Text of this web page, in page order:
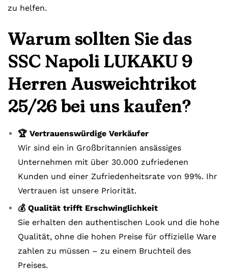
zu helfen.
Warum sollten Sie das
SSC Napoli LUKAKU 9
Herren Ausweichtrikot
25/26 bei uns kaufen?
🏆 Vertrauenswürdige Verkäufer
Wir sind ein in Großbritannien ansässiges
Unternehmen mit über 30.000 zufriedenen
Kunden und einer Zufriedenheitsrate von 99%. Ihr
Vertrauen ist unsere Priorität.
💰 Qualität trifft Erschwinglichkeit
Sie erhalten den authentischen Look und die hohe
Qualität, ohne die hohen Preise für offizielle Ware
zahlen zu müssen – zu einem Bruchteil des
Preises.